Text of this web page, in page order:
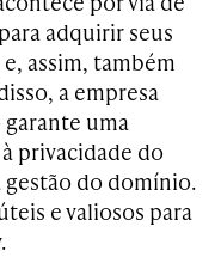
adquirir seus
assim, também
a empresa
uma
privacidade do
gestão do domínio.
e valiosos para